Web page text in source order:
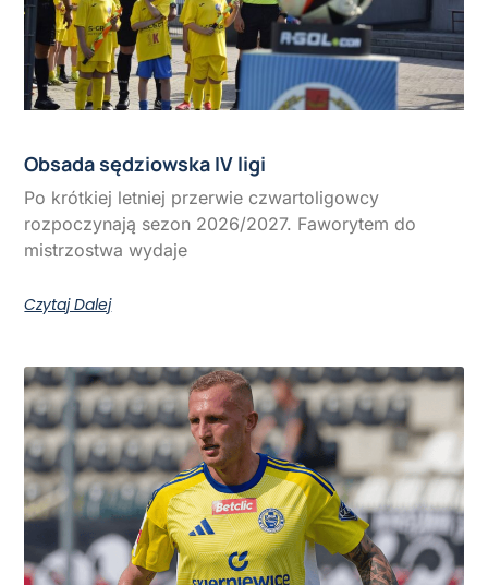
Obsada sędziowska IV ligi
Po krótkiej letniej przerwie czwartoligowcy
rozpoczynają sezon 2026/2027. Faworytem do
mistrzostwa wydaje
Czytaj Dalej